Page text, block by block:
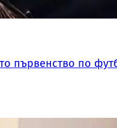
първенство по